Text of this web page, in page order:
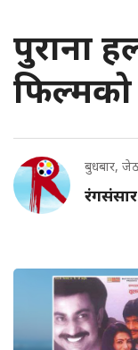
पुराना
फिल्मको
बुधबार,
रंगसंसार